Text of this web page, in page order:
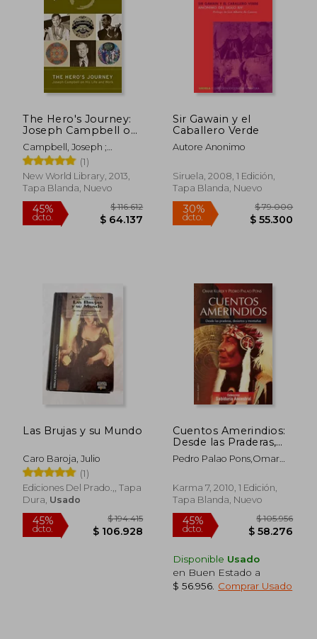
Rápido
The Hero's Journey:
Joseph Campbell on
his Life and Work
(The Collected Works
of Joseph Campbell)
(en Inglés)
Campbell, Joseph ;
Cousineau, Phil ; Brown,
Stuart L.
(1)
New World Library, 2013,
Tapa Blanda, Nuevo
Sir Gawain y el
Caballero Verde
Autore Anonimo
Siruela, 2008, 1 Edición,
Tapa Blanda, Nuevo
30%
dcto.
$
Las Brujas y su Mundo
Caro Baroja, Julio
(1)
Ediciones Del Prado.,, Tapa
Dura, Usado
Cuentos Amerindios:
Desde las Praderas,
Desiertos y Montanas
Pedro Palao Pons,Omar
Karma 7, 2010, 1 Edición,
Tapa Blanda, Nuevo
Disponible Usado
en Buen Estado a
$ 56.956 Comprar Usado